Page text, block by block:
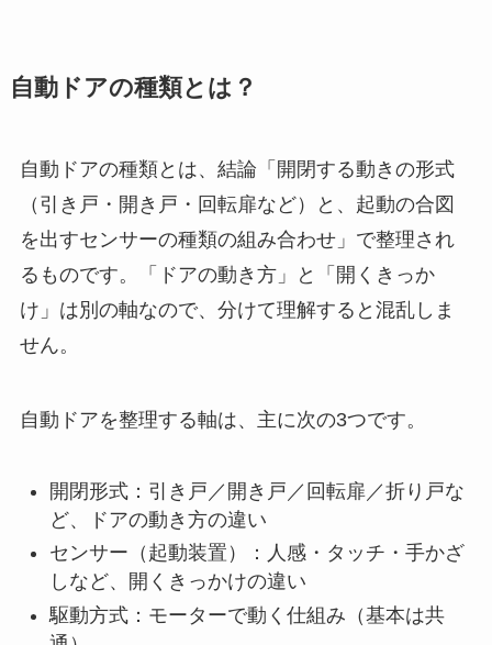
自動ドアの種類とは？
自動ドアの種類とは、結論「開閉する動きの形式
（引き戸・開き戸・回転扉など）と、起動の合図
を出すセンサーの種類の組み合わせ」で整理され
るものです。「ドアの動き方」と「開くきっか
け」は別の軸なので、分けて理解すると混乱しま
せん。
自動ドアを整理する軸は、主に次の3つです。
開閉形式：引き戸／開き戸／回転扉／折り戸な
ど、ドアの動き方の違い
センサー（起動装置）：人感・タッチ・手かざ
しなど、開くきっかけの違い
駆動方式：モーターで動く仕組み（基本は共